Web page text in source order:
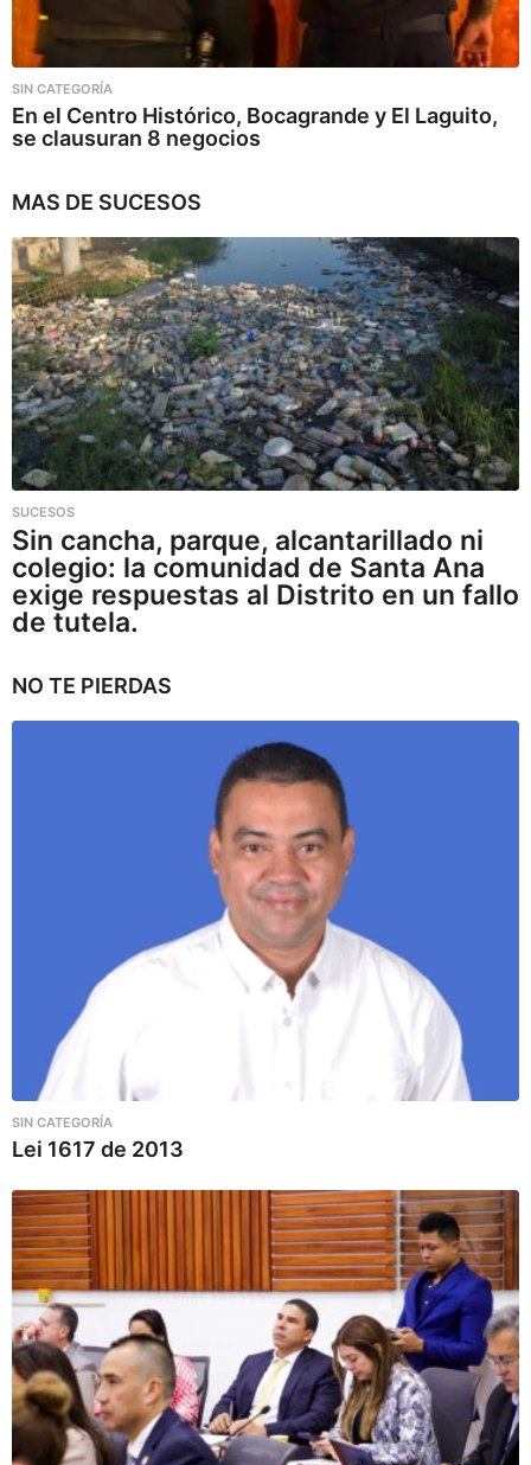
SIN CATEGORÍA
En el Centro Histórico, Bocagrande y El Laguito,
se clausuran 8 negocios
MAS DE SUCESOS
SUCESOS
Sin cancha, parque, alcantarillado ni
colegio: la comunidad de Santa Ana
exige respuestas al Distrito en un fallo
de tutela.
NO TE PIERDAS
SIN CATEGORÍA
Lei 1617 de 2013